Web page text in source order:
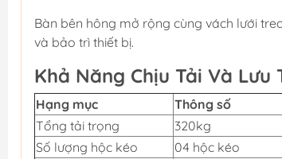
Bàn bên hông mở rộng cùng vách lưới
và bảo trì thiết bị.
Khả Năng Chịu Tải Và Lưu
Hạng mục
Thông số
Tổng tải trọng
320kg
Số lượng hộc kéo
04 hộc kéo